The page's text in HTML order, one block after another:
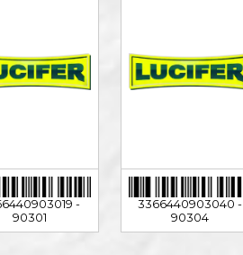
-
90301
3366440903040 -
90304